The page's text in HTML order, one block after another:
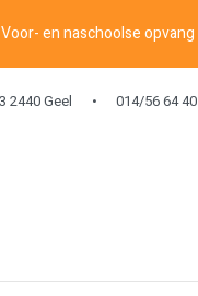
Voor- en naschoolse opvang
2440 Geel 014/56 64 40